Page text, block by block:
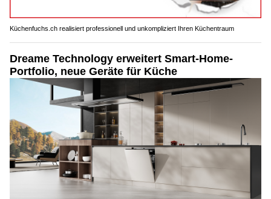
Küchenfuchs.ch realisiert professionell und unkompliziert Ihren Küchentraum
Dreame Technology erweitert Smart-Home-
Portfolio, neue Geräte für Küche